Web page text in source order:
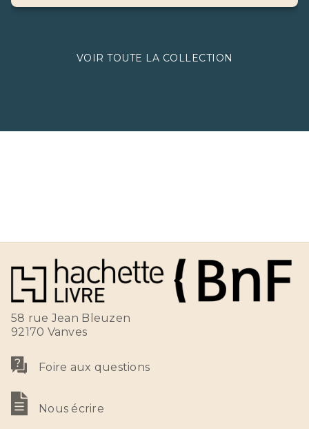
VOIR TOUTE LA COLLECTION
58 rue Jean Bleuzen
92170 Vanves
Foire aux questions
Nous écrire